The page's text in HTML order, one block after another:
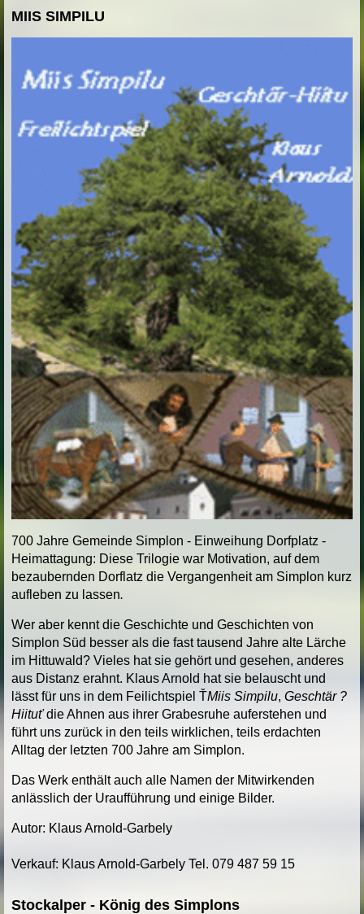
MIIS SIMPILU
700 Jahre Gemeinde Simplon - Einweihung Dorfplatz -
Heimattagung: Diese Trilogie war Motivation, auf dem
bezaubernden Dorflatz die Vergangenheit am Simplon kurz
aufleben zu lassen.
Wer aber kennt die Geschichte und Geschichten von
Simplon Süd besser als die fast tausend Jahre alte Lärche
im Hittuwald? Vieles hat sie gehört und gesehen, anderes
aus Distanz erahnt. Klaus Arnold hat sie belauscht und
lässt für uns in dem Feilichtspiel ŤMiis Simpilu, Geschtär ?
Hiituťdie Ahnen aus ihrer Grabesruhe auferstehen und
führt uns zurück in den teils wirklichen, teils erdachten
Alltag der letzten 700 Jahre am Simplon.
Das Werk enthält auch alle Namen der Mitwirkenden
anlässlich der Uraufführung und einige Bilder.
Autor: Klaus Arnold-Garbely
Verkauf: Klaus Arnold-Garbely Tel. 079 487 59 15
Stockalper - König des Simplons